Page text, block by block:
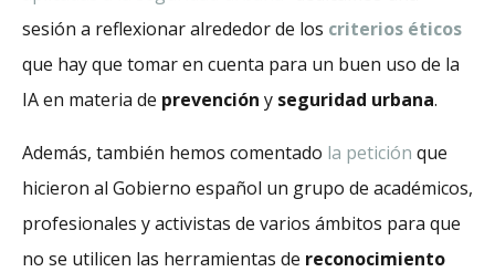
sesión a reflexionar alrededor de los criterios éticos
que hay que tomar en cuenta para un buen uso de la
IA en materia de prevención y seguridad urbana.
Además, también hemos comentado la petición que
hicieron al Gobierno español un grupo de académicos,
profesionales y activistas de varios ámbitos para que
no se utilicen las herramientas de reconocimiento